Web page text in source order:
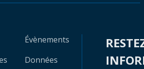
Évènements
Données